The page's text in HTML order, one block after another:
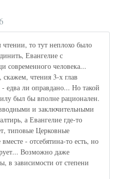
то тут неплохо было
Евангелие с
современного человека...
чтения 3-х глав
едва ли оправдано... Но такой
был бы вполне рационален.
и заключительными
а Евангелие где-то
типовые Церковные
- отсебятина-то есть, но
Возможно даже
в зависимости от степени